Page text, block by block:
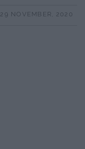
29 NOVEMBER, 2020